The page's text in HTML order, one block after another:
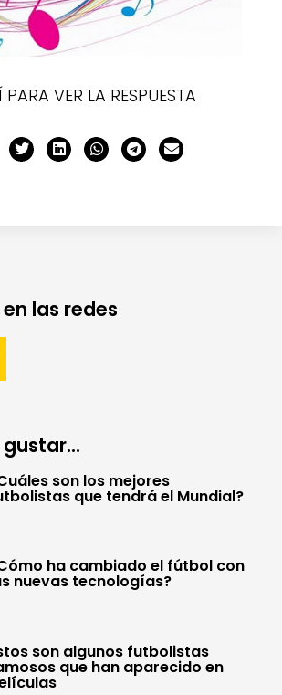
VER LA RESPUESTA
las redes
son los mejores
que tendrá el Mundial?
ha cambiado el fútbol con
nuevas tecnologías?
son algunos futbolistas
que han aparecido en